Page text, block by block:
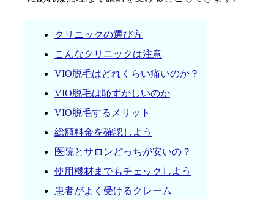
クリニックの選び方
こんなクリニックは注意
VIO脱毛はどれくらい痛いのか？
VIO脱毛は恥ずかしいのか
VIO脱毛するメリット
総額料金を確認しよう
医院とサロンどっちが安いの？
使用機材までもチェックしよう
患者がよく受けるクレーム